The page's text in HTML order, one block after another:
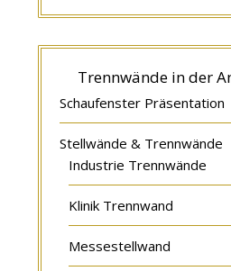
Trennwände in der
Schaufenster Präsentation
Stellwände & Trennwände
Industrie Trennwände
Klinik Trennwand
Messestellwand